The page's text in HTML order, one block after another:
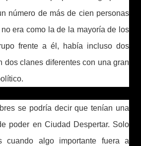
número de más de cien personas
era como la de la mayoría de los
frente a él, había incluso dos
dos clanes diferentes con una gran
se podría decir que tenían una
poder en Ciudad Despertar. Solo
cuando algo importante fuera a